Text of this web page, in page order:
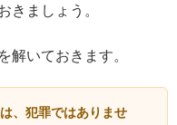
きましょう。
解いておきます。
、犯罪ではありませ